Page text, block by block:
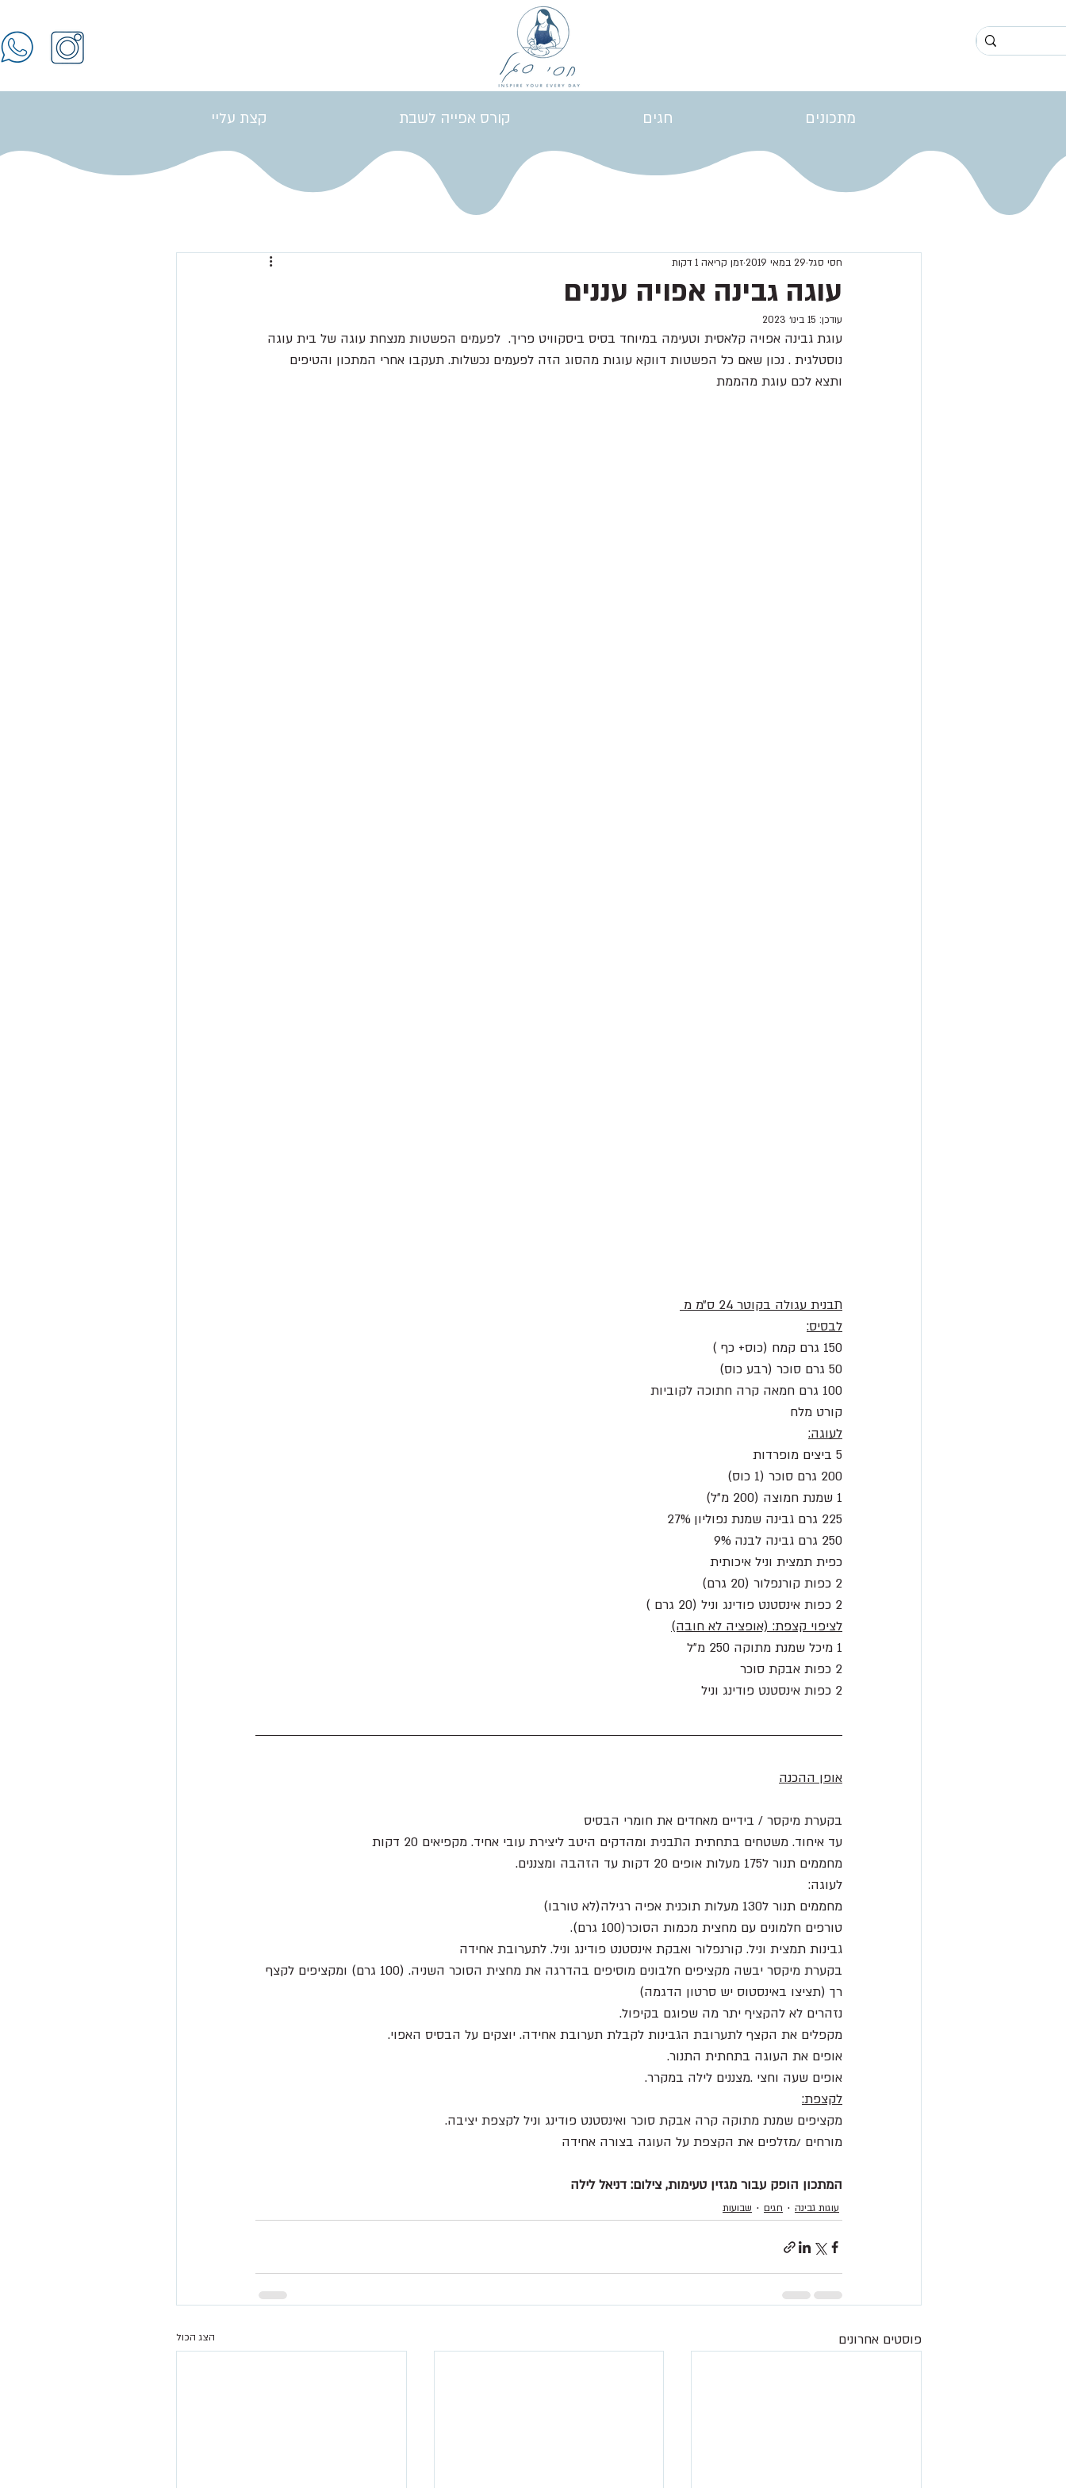
מתכונים חגים קורס אפייה לשבת קצת עליי
עוגה גבינה אפויה עננים
חסי סגל 29 במאי 2019 זמן קריאה 1 דקות
עודכן: 15 בינו׳ 2023
עוגת גבינה אפויה קלאסית וטעימה במיוחד בסיס ביסקוויט פריך.  לפעמים הפשטות מנצחת עוגה של בית עוגה
נוסטלגית . נכון שאם כל הפשטות דווקא עוגות מהסוג הזה לפעמים נכשלות. תעקבו אחרי המתכון והטיפים
ותצא לכם עוגת מהממת
תבנית עגולה בקוטר 24 ס״מ מ
לבסיס:
150 גרם קמח (כוס+ כף )
50 גרם סוכר (רבע כוס)
100 גרם חמאה קרה חתוכה לקוביות
קורט מלח
לעוגה:
5 ביצים מופרדות
200 גרם סוכר (1 כוס)
1 שמנת חמוצה (200 מ״ל)
225 גרם גבינה שמנת נפוליון 27%
250 גרם גבינה לבנה 9%
כפית תמצית וניל איכותית
2 כפות קורנפלור (20 גרם)
2 כפות אינסטנט פודינג וניל (20 גרם )
לציפוי קצפת: (אופציה לא חובה)
1 מיכל שמנת מתוקה 250 מ״ל
2 כפות אבקת סוכר
2 כפות אינסטנט פודינג וניל
אופן ההכנה
בקערת מיקסר / בידיים מאחדים את חומרי הבסיס
עד איחוד. משטחים בתחתית התבנית ומהדקים היטב ליצירת עובי אחיד. מקפיאים 20 דקות
מחממים תנור ל175 מעלות אופים 20 דקות עד הזהבה ומצננים.
לעוגה:
מחממים תנור ל130 מעלות תוכנית אפיה רגילה(לא טורבו)
טורפים חלמונים עם מחצית מכמות הסוכר(100 גרם).
גבינות תמצית וניל. קורנפלור ואבקת אינסטנט פודינג וניל. לתערובת אחידה
בקערת מיקסר יבשה מקציפים חלבונים מוסיפים בהדרגה את מחצית הסוכר השניה. (100 גרם) ומקציפים לקצף
רך (תציצו באינסטוס יש סרטון הדגמה)
נזהרים לא להקציף יתר מה שפוגם בקיפול.
מקפלים את הקצף לתערובת הגבינות לקבלת תערובת אחידה. יוצקים על הבסיס האפוי.
אופים את העוגה בתחתית התנור.
אופים שעה וחצי .מצננים לילה במקרר.
לקצפת:
מקציפים שמנת מתוקה קרה אבקת סוכר ואינסטנט פודינג וניל לקצפת יציבה.
מורחים /מזלפים את הקצפת על העוגה בצורה אחידה
המתכון הופק עבור מגזין טעימות, צילום: דניאל לילה
עוגות גבינה חגים שבועות
פוסטים אחרונים הצג הכול